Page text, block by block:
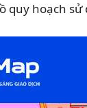
hoạch